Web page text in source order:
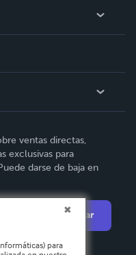
ventas directas,
exclusivas para
darse de baja en
Enviar
para